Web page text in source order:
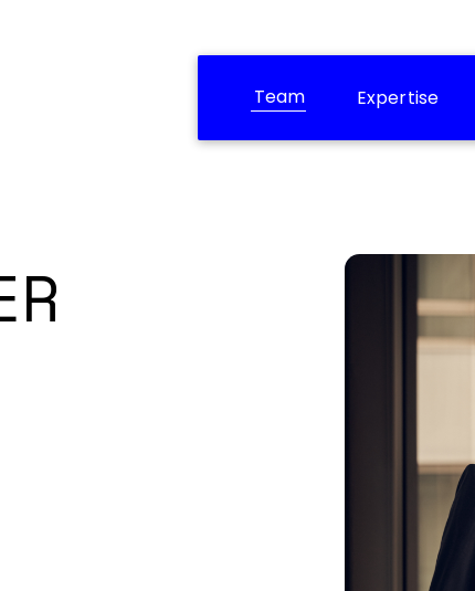
Team Expertise